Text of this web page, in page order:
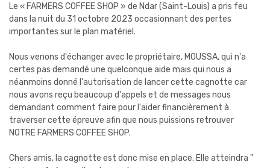
Le « FARMERS COFFEE SHOP » de Ndar (Saint-Louis) a pris feu
dans la nuit du 31 octobre 2023 occasionnant des pertes
importantes sur le plan matériel.
Nous venons d'échanger avec le propriétaire, MOUSSA, qui n'a
certes pas demandé une quelconque aide mais qui nous a
néanmoins donné l'autorisation de lancer cette cagnotte car
nous avons reçu beaucoup d'appels et de messages nous
demandant comment faire pour l'aider financièrement à
traverser cette épreuve afin que nous puissions retrouver
NOTRE FARMERS COFFEE SHOP.
Chers amis, la cagnotte est donc mise en place. Elle atteindra "